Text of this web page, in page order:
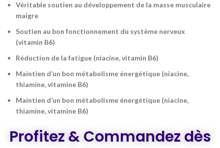
DT 190,000.DT 170,000.
Véritable soutien au développement de la masse musculaire
maigre
Soutien au bon fonctionnement du système nerveux
(vitamin B6)
Réduction de la fatigue (niacine, vitamin B6)
Maintien d’un bon métabolisme énergétique (niacine,
thiamine, vitamine B6)
Maintien d’un bon métabolisme énergétique (niacine,
thiamine, vitamine B6)
Profitez & Commandez dès